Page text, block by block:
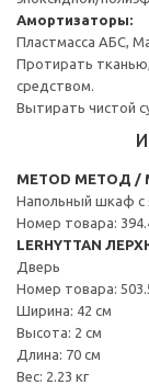
Амортизаторы:
Пластмасса АБС,
Протирать
средством.
Вытирать чистой
METOD МЕТОД /
Напольный шкаф
Номер товара:
LERHYTTAN
Дверь
Номер товара:
Ширина: 42 см
Высота: 2 см
Длина: 70 см
Вес: 2.23 кг